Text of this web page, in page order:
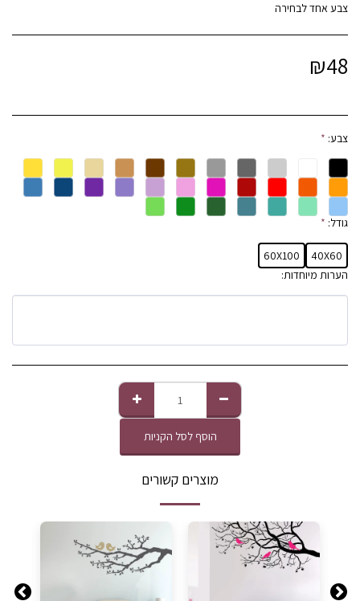
צבע אחד לבחירה
₪48
צבע: *
גודל: *
40X60
60X100
הערות מיוחדות:
הוסף לסל הקניות
מוצרים קשורים